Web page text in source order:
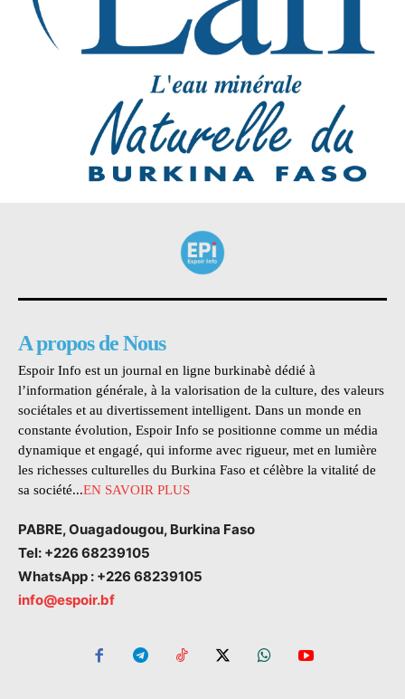
A propos de Nous
Espoir Info est un journal en ligne burkinabè dédié à
l’information générale, à la valorisation de la culture, des valeurs
sociétales et au divertissement intelligent. Dans un monde en
constante évolution, Espoir Info se positionne comme un média
dynamique et engagé, qui informe avec rigueur, met en lumière
les richesses culturelles du Burkina Faso et célèbre la vitalité de
sa société...EN SAVOIR PLUS
PABRE, Ouagadougou, Burkina Faso
Tel: +226 68239105
WhatsApp : +226 68239105
info@espoir.bf